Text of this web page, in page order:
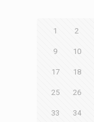
1 2
9 10
17 18
25 26
33 34